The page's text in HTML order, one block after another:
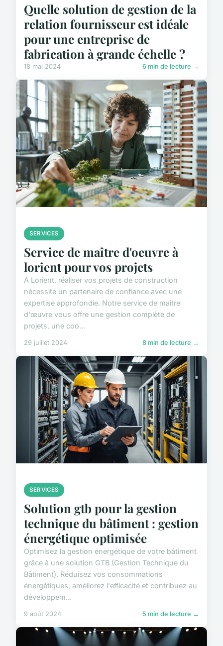
Quelle solution de gestion de la
relation fournisseur est idéale
pour une entreprise de
fabrication à grande échelle ?
18 mai 2024 6 min de lecture →
SERVICES
Service de maître d'oeuvre à
lorient pour vos projets
À Lorient, réaliser vos projets de construction
nécessite un partenaire de confiance avec une
expertise approfondie. Notre service de maître
d'œuvre vous offre une gestion complète de
projets, une coo...
29 juillet 2024 8 min de lecture →
SERVICES
Solution gtb pour la gestion
technique du bâtiment : gestion
énergétique optimisée
Optimisez la gestion énergétique de votre bâtiment
grâce à une solution GTB (Gestion Technique du
Bâtiment). Réduisez vos consommations
énergétiques, améliorez l'efficacité et contribuez au
développem...
9 août 2024 5 min de lecture →